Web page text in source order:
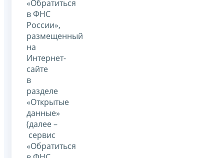
«Обратиться
в ФНС
России»,
размещенный
на
Интернет-
сайте
в
разделе
«Открытые
данные»
(далее –
сервис
«Обратиться